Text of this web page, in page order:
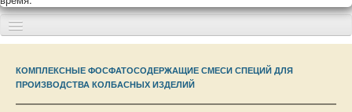
выключить
ГЛАВНАЯ
О КОМПАНИИ
КОМПЛЕКСНЫЕ ФОСФАТОСОДЕРЖАЩИЕ СМЕСИ СПЕЦИЙ ДЛЯ
ПРОИЗВОДСТВА КОЛБАСНЫХ ИЗДЕЛИЙ